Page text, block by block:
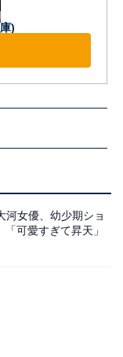
)
河女優、幼少期ショ
可愛すぎて昇天」